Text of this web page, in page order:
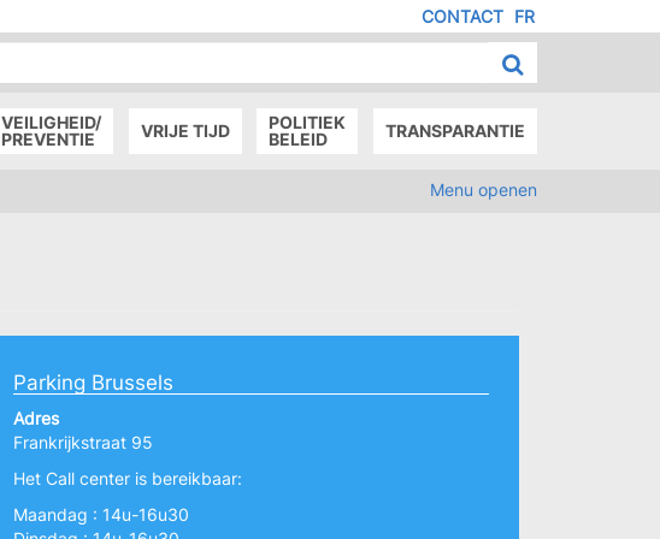
FR
MENU
DE
PAGE
CONTACT
VEILIGHEID/
PREVENTIE
VRIJE TIJD
POLITIEK
BELEID
TRANSPARANTIE
Menu openen
Parking Brussels
Adres
Frankrijkstraat 95
Het Call center is bereikbaar:
Maandag : 14u-16u30